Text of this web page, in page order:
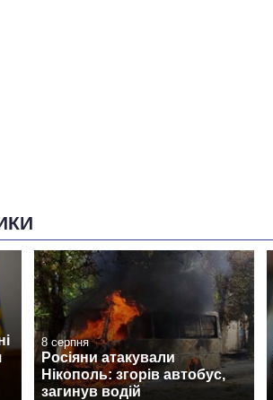
8 серпня
Росіяни атакували
Нікополь: згорів автобус,
загинув водій